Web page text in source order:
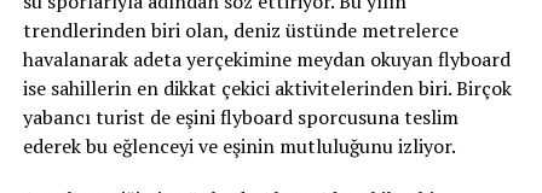
trendlerinden biri olan, deniz üstünde metrelerce
havalanarak adeta yerçekimine meydan okuyan flyboard
ise sahillerin en dikkat çekici aktivitelerinden biri. Birçok
yabancı turist de eşini flyboard sporcusuna teslim
ederek bu eğlenceyi ve eşinin mutluluğunu izliyor.